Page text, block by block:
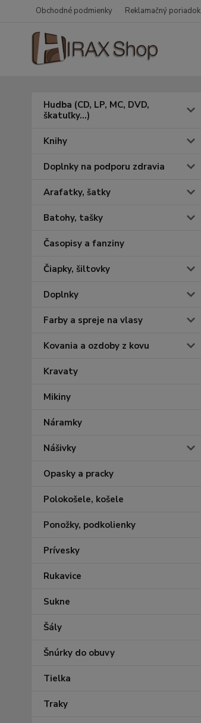
Obchodné podmienky Reklamačný poriadok
Hudba (CD, LP, MC, DVD,
škatuľky...)
Knihy
Doplnky na podporu zdravia
Arafatky, šatky
Batohy, tašky
Časopisy a fanziny
Čiapky, šiltovky
Doplnky
Farby a spreje na vlasy
Kovania a ozdoby z kovu
Kravaty
Mikiny
Náramky
Nášivky
Opasky a pracky
Polokošele, košele
Ponožky, podkolienky
Prívesky
Rukavice
Sukne
Šály
Šnúrky do obuvy
Tielka
Traky